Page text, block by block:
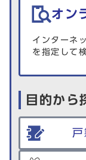
オン
インターネ
を指定して
目的から